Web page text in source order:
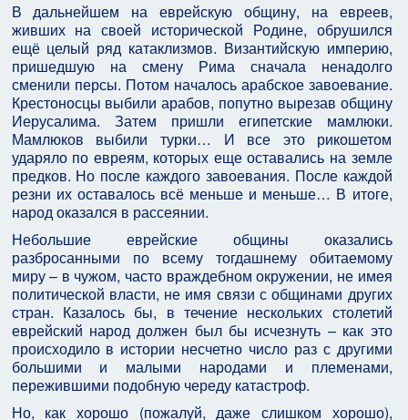
В дальнейшем на еврейскую общину, на евреев,
живших на своей исторической Родине, обрушился
ещё целый ряд катаклизмов. Византийскую империю,
пришедшую на смену Рима сначала ненадолго
сменили персы. Потом началось арабское завоевание.
Крестоносцы выбили арабов, попутно вырезав общину
Иерусалима. Затем пришли египетские мамлюки.
Мамлюков выбили турки… И все это рикошетом
ударяло по евреям, которых еще оставались на земле
предков. Но после каждого завоевания. После каждой
резни их оставалось всё меньше и меньше… В итоге,
народ оказался в рассеянии.
Небольшие еврейские общины оказались
разбросанными по всему тогдашнему обитаемому
миру – в чужом, часто враждебном окружении, не имея
политической власти, не имя связи с общинами других
стран. Казалось бы, в течение нескольких столетий
еврейский народ должен был бы исчезнуть – как это
происходило в истории несчетно число раз с другими
большими и малыми народами и племенами,
пережившими подобную череду катастроф.
Но, как хорошо (пожалуй, даже слишком хорошо),